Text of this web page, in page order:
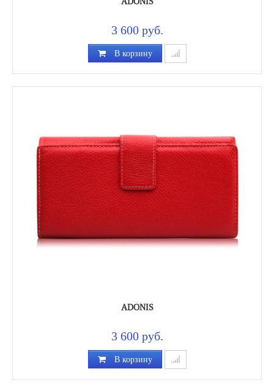
3 600 руб.
В корзину
ADONIS
3 600 руб.
В корзину